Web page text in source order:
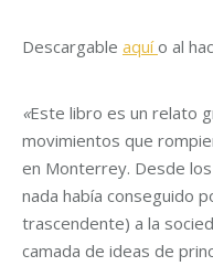
Descargable aquío al
«Este libro es un relato
movimientos que
en Monterrey. Desde
nada había conseguido
trascendente) a la
camada de ideas de